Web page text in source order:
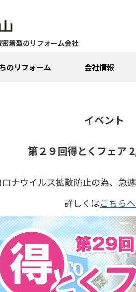
着型のリフォーム会社
のリフォーム 会社情報
イベント
第２９回得とくフェア
ナウイルス拡散防止の為、急
詳しくはこちらへ